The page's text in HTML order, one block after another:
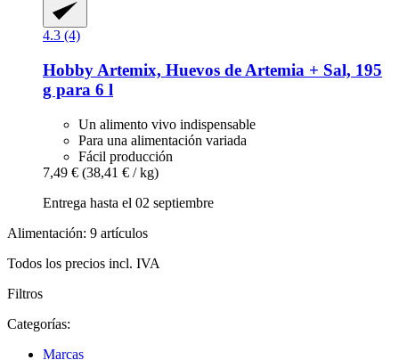
4.3 (4)
Hobby Artemix, Huevos de Artemia + Sal, 195
g para 6 l
Un alimento vivo indispensable
Para una alimentación variada
Fácil producción
7,49 € (38,41 € / kg)
Entrega hasta el 02 septiembre
Alimentación: 9 artículos
Todos los precios incl. IVA
Filtros
Categorías:
Marcas